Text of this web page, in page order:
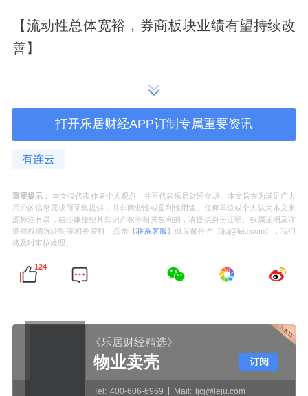
【流动性总体宽裕，券商板块业绩有望持续改
善】
招商证券指出，无论从宏观层面、还是中观视
角、抑或是微观维度，流动性总体宽裕。宏观
层面，政府工作报告写入“适时降准降息”，央
行明确“今年将根据国内外经济金融形势和金融
人社部等部门正推进长期资金考核政策文件的
修订，证监会将逐步打通中长期资金入市卡
点、堵点，多渠道增强战略性力量储备；结合
近日新一批保险资金长期股票投资试点再得批
复，预计中长线资金入市步伐将持续加快、筑
购已远超过IPO、再融资和减持的总规模，股
票增持回购再贷款、非银互换便利两项结构性
货币政策工具平稳运作，投资和融资更加协调
打开乐居财经APP订制专属重要资讯
有连云
重要提示： 本文仅代表作者个人观点，并不代表乐居财经立场。本文旨在为满足广大
用户的信息需求而采集提供，并非商业性或盈利性用途。任何单位或个人认为本文来
源标注有误，或涉嫌侵犯其知识产权等相关权利的，请提供身份证明、权属证明及详
细侵权情况证明等相关资料，点击【联系客服 】或发邮件至【ljcj@leju.com】，我们
将及时审核处理。
124
《乐居财经精选》
物业卖壳
Tel: 400-606-6969 Mail: ljcj@leju.com
订阅